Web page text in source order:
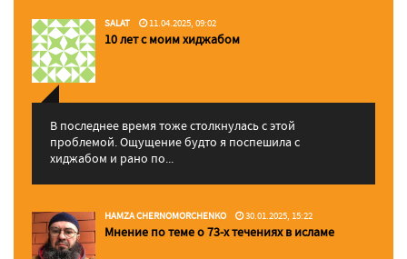
SALAT 11.04.2025, 09:02
10 лет с моим хиджабом
В последнее время тоже столкнулась с этой
проблемой. Ощущение будто я поспешила с
хиджабом и рано по...
HAMZA CHERNOMORCHENKO 30.01.2025, 15:22
Мнение по теме о 73-х течениях в исламе